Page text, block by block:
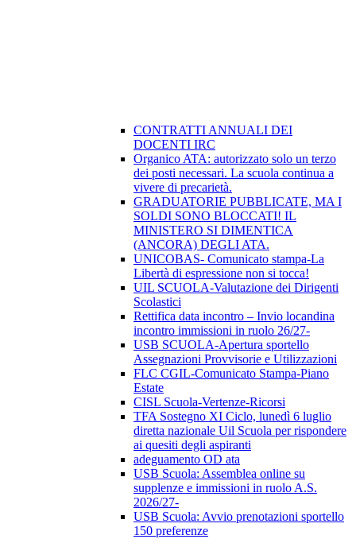
CONTRATTI ANNUALI DEI
DOCENTI IRC
Organico ATA: autorizzato solo un terzo
dei posti necessari. La scuola continua a
vivere di precarietà.
GRADUATORIE PUBBLICATE, MA I
SOLDI SONO BLOCCATI! IL
MINISTERO SI DIMENTICA
(ANCORA) DEGLI ATA.
UNICOBAS- Comunicato stampa-La
Libertà di espressione non si tocca!
UIL SCUOLA-Valutazione dei Dirigenti
Scolastici
Rettifica data incontro – Invio locandina
incontro immissioni in ruolo 26/27-
USB SCUOLA-Apertura sportello
Assegnazioni Provvisorie e Utilizzazioni
FLC CGIL-Comunicato Stampa-Piano
Estate
CISL Scuola-Vertenze-Ricorsi
TFA Sostegno XI Ciclo, lunedì 6 luglio
diretta nazionale Uil Scuola per rispondere
ai quesiti degli aspiranti
adeguamento OD ata
USB Scuola: Assemblea online su
supplenze e immissioni in ruolo A.S.
2026/27-
USB Scuola: Avvio prenotazioni sportello
150 preferenze